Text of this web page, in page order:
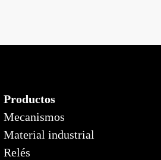
Productos
Mecanismos
Material industrial
Relés